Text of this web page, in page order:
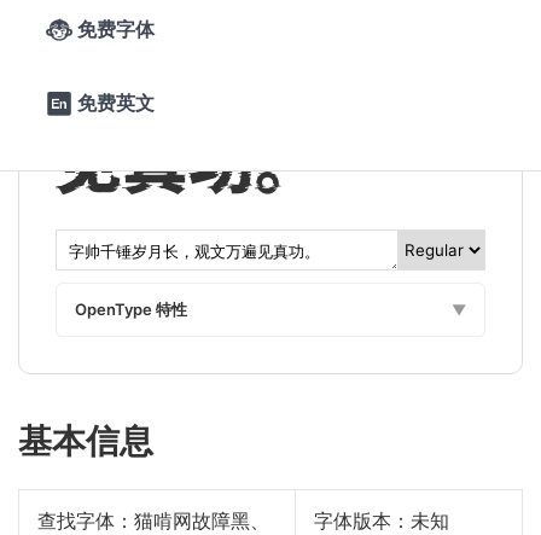
 免费字体
 免费英文
长，观文万遍
见真功。
OpenType 特性 ▼
基本信息
查找字体： 猫啃网故障黑、
字体版本：未知